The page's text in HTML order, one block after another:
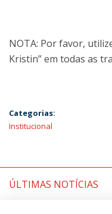
NOTA: Por favor,
Kristin” em todas as
Categorias:
Institucional
ÚLTIMAS NOTÍCIAS